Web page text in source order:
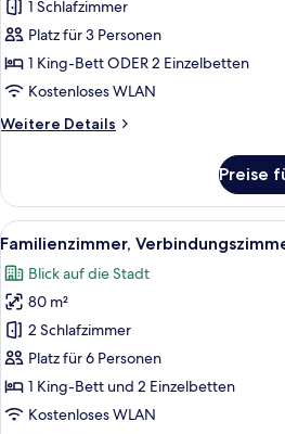
Deluxe-
Zimmer,
Poolblick
anzeigen
1 Schlafzimmer
Platz für 3 Personen
1 King-Bett ODER 2 Einzelbetten
Kostenloses WLAN
Weitere Details
Weitere
Zimmer,
Poolblick
Preise
Alle
Fotos
für
Familienzimmer,
Verbindungszimmer
anzeigen
Ein
9
Familienzimmer,
Blick auf die Stadt
80 m²
2 Schlafzimmer
Platz für 6 Personen
1 King-Bett und 2 Einzelbetten
Kostenloses WLAN